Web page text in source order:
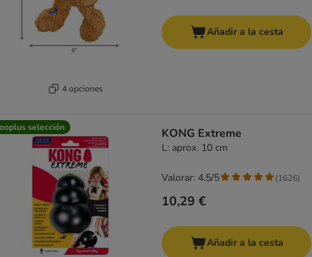
4 opciones
Añadir a la cesta
selección KONG Extreme
L: aprox. 10 cm
10,29 €
Valorar: 4.5/5 (1626)
Añadir a la cesta